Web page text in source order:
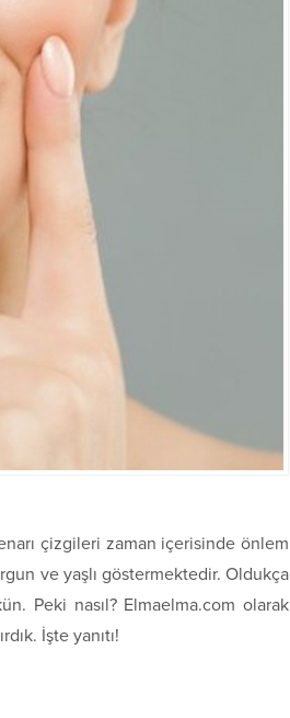
çizgileri zaman içerisinde önlem
ve yaşlı göstermektedir. Oldukça
Peki nasıl? Elmaelma.com olarak
İşte yanıtı!